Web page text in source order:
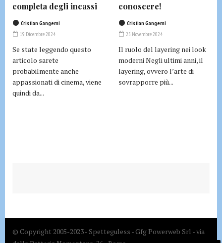
completa degli incassi
Cristian Gangemi
19 Dicembre 2024
Se state leggendo questo
articolo sarete
probabilmente anche
appassionati di cinema, viene
quindi da...
conoscere!
Cristian Gangemi
25 Novembre 2024
Il ruolo del layering nei look
moderni Negli ultimi anni, il
layering, ovvero l’arte di
sovrapporre più...
© Copyright 2005-2023 - Spetteguless - Gfg Powerweb Srl - via